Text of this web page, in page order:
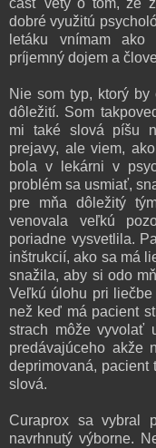
časť vety o tom, že
dobré využitú
letáku vnímam ako
príjemný dojem a
Nie som typ, ktorý
dôležití. Som
mi také slová píšu
prejavy, ale viem,
bola v lekárni v
problém sa usmiať,
pre mňa dôležitý
venovala veľkú
poriadne vysvetlila.
inštrukcií, ako sa má
snažila, aby si odo
Veľkú úlohu pri
než keď má pacient
strach môže vyvolať
predávajúceho akže
deprimovaná, pacient
slová.
Curaprox sa vybral
navrhnutý výborne.